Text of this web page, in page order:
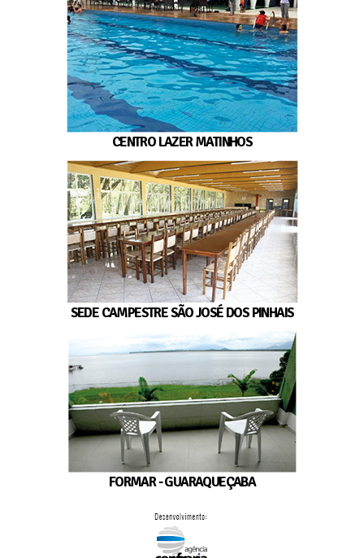
CENTRO LAZER MATINHOS
SEDE CAMPESTRE SÃO JOSÉ DOS PINHAIS
FORMAR - GUARAQUEÇABA